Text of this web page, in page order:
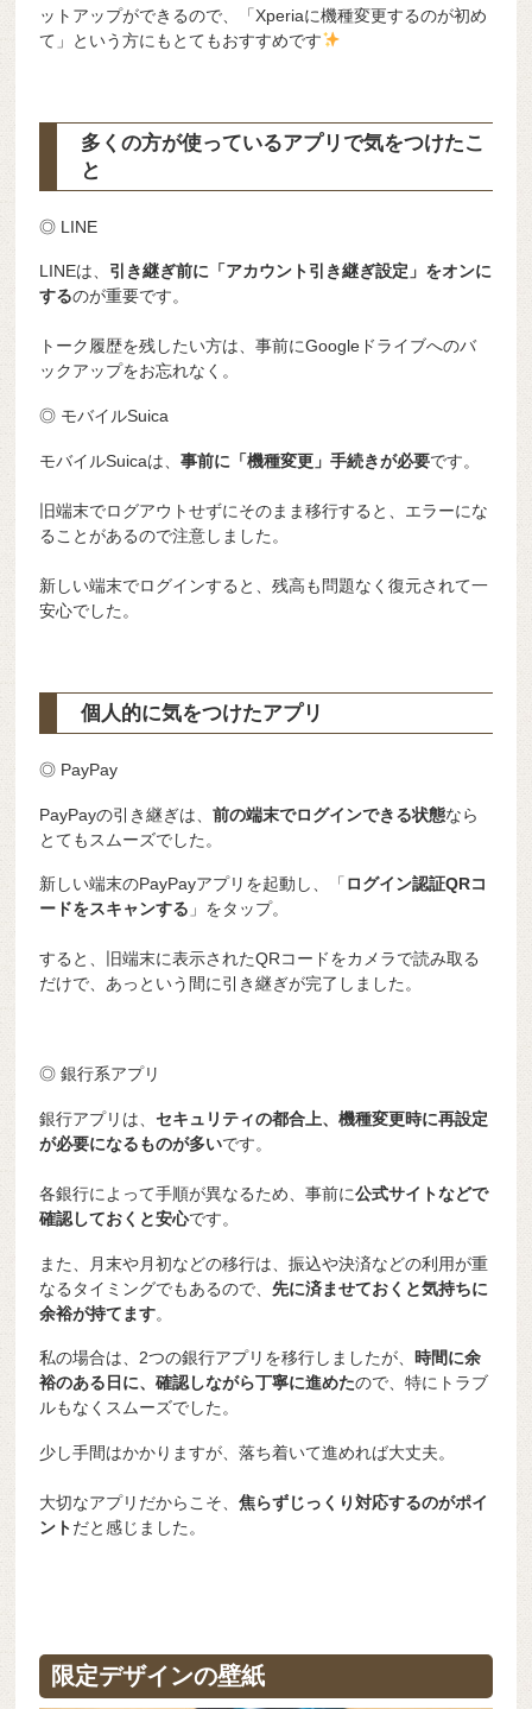
ットアップができるので、「Xperiaに機種変更するのが初め
て」という方にもとてもおすすめです
多くの方が使っているアプリで気をつけたこ
と
◎ LINE
LINEは、 引き継ぎ前に「アカウント引き継ぎ設定」をオンに
するのが重要です。
トーク履歴を残したい方は、事前にGoogleドライブへのバ
ックアップをお忘れなく。
◎ モバイルSuica
モバイルSuicaは、事前に「機種変更」手続きが必要です。
旧端末でログアウトせずにそのまま移行すると、エラーにな
ることがあるので注意しました。
新しい端末でログインすると、残高も問題なく復元されて一
安心でした。
個人的に気をつけたアプリ
◎ PayPay
PayPayの引き継ぎは、前の端末でログインできる状態なら
とてもスムーズでした。
新しい端末のPayPayアプリを起動し、「 ログイン認証QRコ
ードをスキャンする 」をタップ。
すると、旧端末に表示されたQRコードをカメラで読み取る
だけで、あっという間に引き継ぎが完了しました。
◎ 銀行系アプリ
銀行アプリは、セキュリティの都合上、機種変更時に再設定
が必要になるものが多いです。
各銀行によって手順が異なるため、事前に公式サイトなどで
確認しておくと安心です。
また、月末や月初などの移行は、振込や決済などの利用が重
なるタイミングでもあるので、先に済ませておくと気持ちに
余裕が持てます。
私の場合は、2つの銀行アプリを移行しましたが、 時間に余
裕のある日に、確認しながら丁寧に進めたので、特にトラブ
ルもなくスムーズでした。
少し手間はかかりますが、落ち着いて進めれば大丈夫。
大切なアプリだからこそ、焦らずじっくり対応するのがポイ
ントだと感じました。
限定デザインの壁紙